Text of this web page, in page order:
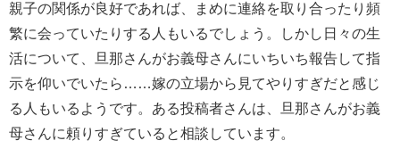
親子の関係が良好であれば、まめに連絡を取り合ったり頻
繁に会っていたりする人もいるでしょう。しかし日々の生
活について、旦那さんがお義母さんにいちいち報告して指
示を仰いでいたら……嫁の立場から見てやりすぎだと感じ
る人もいるようです。ある投稿者さんは、旦那さんがお義
母さんに頼りすぎていると相談しています。